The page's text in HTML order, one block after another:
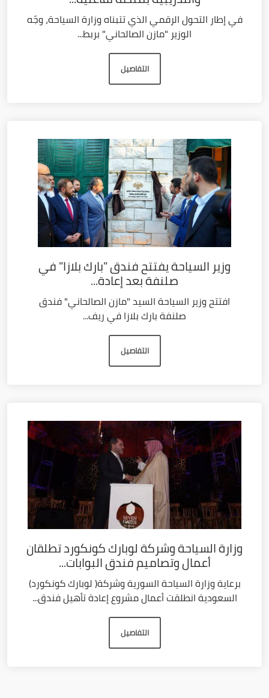
في إطار التحول الرقمي الذي تتبناه وزارة السياحة، وجّه
الوزير "مازن الصالحاني" بربط...
التفاصيل
وزير السياحة يفتتح فندق "بارك بلازا" في
صلنفة بعد إعادة...
افتتح وزير السياحة السيد "مازن الصالحاني" فندق
صلنفة بارك بلازا في ريف...
التفاصيل
وزارة السياحة وشركة لوبارك كونكورد تطلقان
أعمال وتصاميم فندق البوابات...
برعاية وزارة السياحة السورية وشركة( لوبارك كونكورد)
السعودية انطلقت أعمال مشروع إعادة تأهيل فندق...
التفاصيل